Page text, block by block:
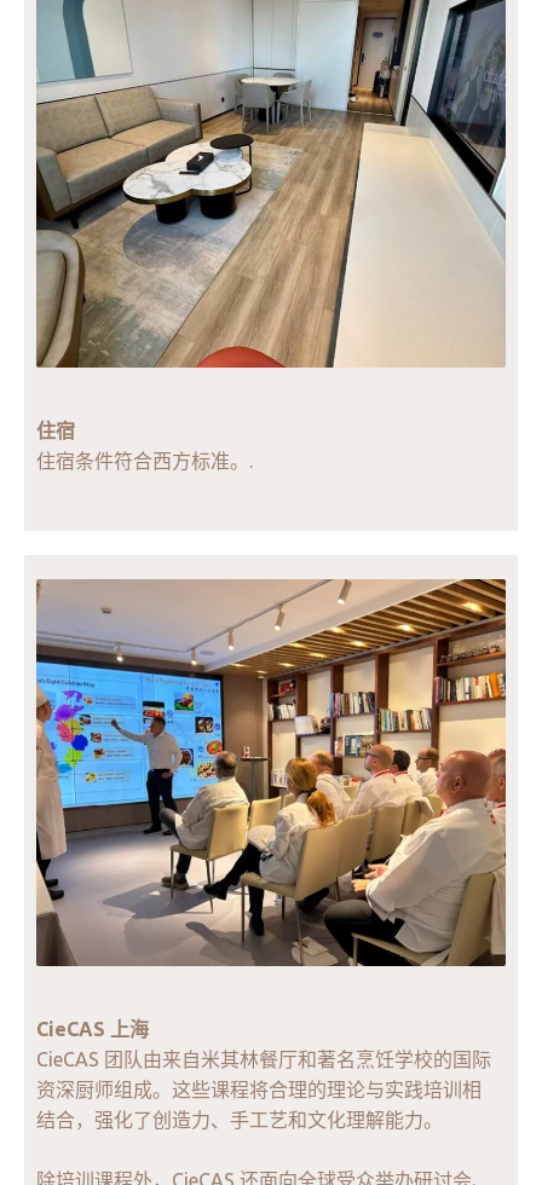
住宿
住宿条件符合西方标准。.
CieCAS 上海
CieCAS 团队由来自米其林餐厅和著名烹饪学校的国际
资深厨师组成。这些课程将合理的理论与实践培训相
结合，强化了创造力、手工艺和文化理解能力。
除培训课程外，CieCAS 还面向全球受众举办研讨会、